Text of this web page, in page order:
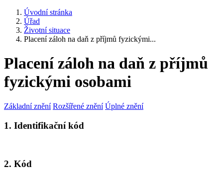
Úvodní stránka
Úřad
Životní situace
Placení záloh na daň z příjmů fyzickými...
Placení záloh na daň z příjmů
fyzickými osobami
Základní znění Rozšířené znění Úplné znění
1. Identifikační kód
2. Kód